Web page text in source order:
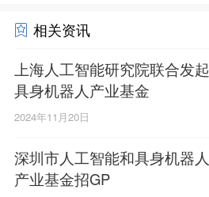
相关资讯
上海人工智能研究院联合发起
具身机器人产业基金
2024年11月20日
深圳市人工智能和具身机器人
产业基金招GP